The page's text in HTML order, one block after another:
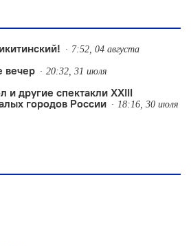
7:52, 04 августа
вечер 20:32, 31 июля
и другие спектакли XXIII
городов России
18:16, 30 июля